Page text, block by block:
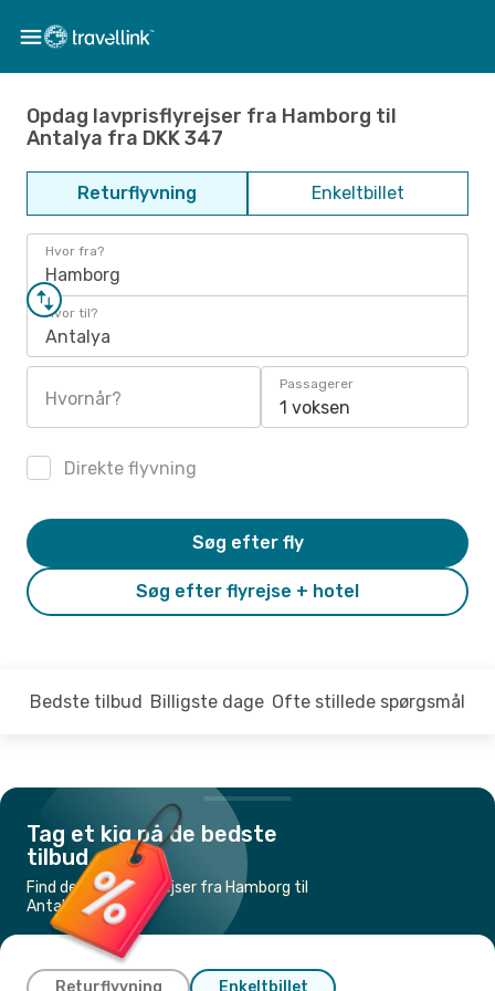
Opdag lavprisflyrejser fra Hamborg til
Antalya fra DKK 347
Returflyvning Enkeltbillet
Hvor fra?
Hamborg
Hvor til?
Antalya
Hvornår?
Passagerer
1 voksen
Direkte flyvning
Søg efter flyrejse + hotel
Søg efter fly
Bedste tilbud Billigste dage Ofte stillede spørgsmål
Tag et kig på de bedste
tilbud
Find de billigste flyrejser fra Hamborg til
Antalya
Returflyvning Enkeltbillet